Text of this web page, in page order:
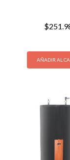
$
AÑADIR AL